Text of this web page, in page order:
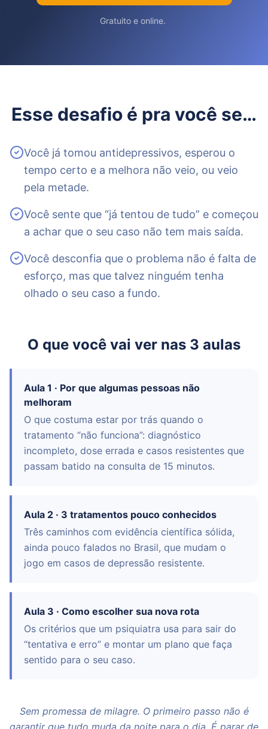
Gratuito e online.
Esse desafio é pra você se…
Você já tomou antidepressivos, esperou o
tempo certo e a melhora não veio, ou veio
pela metade.
Você sente que “já tentou de tudo” e começou
a achar que o seu caso não tem mais saída.
Você desconfia que o problema não é falta de
esforço, mas que talvez ninguém tenha
olhado o seu caso a fundo.
O que você vai ver nas 3 aulas
Aula 1 · Por que algumas pessoas não
melhoram
O que costuma estar por trás quando o
tratamento “não funciona”: diagnóstico
incompleto, dose errada e casos resistentes que
passam batido na consulta de 15 minutos.
Aula 2 · 3 tratamentos pouco conhecidos
Três caminhos com evidência científica sólida,
ainda pouco falados no Brasil, que mudam o
jogo em casos de depressão resistente.
Aula 3 · Como escolher sua nova rota
Os critérios que um psiquiatra usa para sair do
“tentativa e erro” e montar um plano que faça
sentido para o seu caso.
Sem promessa de milagre. O primeiro passo não é
garantir que tudo muda da noite para o dia. É parar de